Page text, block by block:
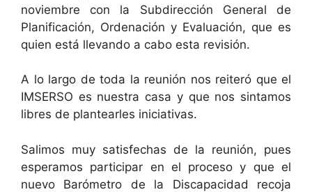
noviembre con la Subdirección General de
Planificación, Ordenación y Evaluación, que es
quien está llevando a cabo esta revisión.
A lo largo de toda la reunión nos reiteró que el
IMSERSO es nuestra casa y que nos sintamos
libres de plantearles iniciativas.
Salimos muy satisfechas de la reunión, pues
esperamos participar en el proceso y que el
nuevo Barómetro de la Discapacidad recoja